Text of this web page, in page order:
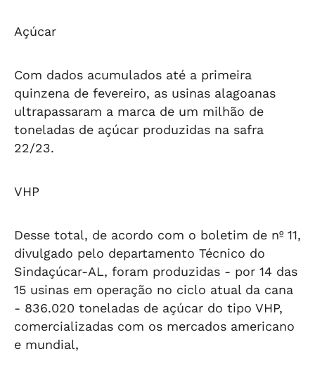
Açúcar
Com dados acumulados até a primeira
quinzena de fevereiro, as usinas alagoanas
ultrapassaram a marca de um milhão de
toneladas de açúcar produzidas na safra
22/23.
VHP
Desse total, de acordo com o boletim de nº 11,
divulgado pelo departamento Técnico do
Sindaçúcar-AL, foram produzidas - por 14 das
15 usinas em operação no ciclo atual da cana
- 836.020 toneladas de açúcar do tipo VHP,
comercializadas com os mercados americano
e mundial,